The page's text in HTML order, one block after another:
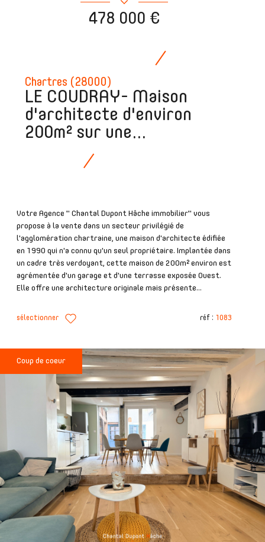
Chartres (28000)
LE COUDRAY- Maison
d'architecte d'environ
200m² sur une...
Votre Agence " Chantal Dupont Hâche immobilier" vous
propose à la vente dans un secteur privilégié de
l'agglomération chartraine, une maison d'architecte édifiée
en 1990 qui n'a connu qu'un seul propriétaire. Implantée dans
un cadre très verdoyant, cette maison de 200m² environ est
agrémentée d'un garage et d'une terrasse exposée Ouest.
Elle offre une architecture originale mais présente...
478 000 €
sélectionner réf : 1083
Coup de coeur